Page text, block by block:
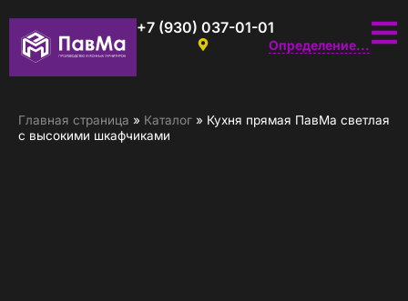
+7 (930) 037-01-01
Определение...
Главная страница » Каталог » Кухня прямая ПавМа светлая
с высокими шкафчиками